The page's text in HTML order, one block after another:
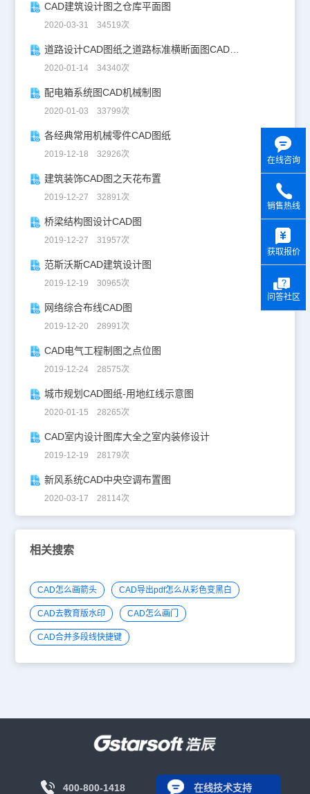
CAD建筑设计图之仓库平面图
2020-03-31 34519次
道路设计CAD图纸之道路标准横断面图CAD图纸
2020-01-14 34340次
配电箱系统图CAD机械制图
2020-01-03 33799次
各经典常用机械零件CAD图纸
2019-12-18 32926次
建筑装饰CAD图之天花布置
2019-12-27 32891次
桥梁结构图设计CAD图
2019-12-27 31957次
范斯沃斯CAD建筑设计图
2019-12-19 30965次
网络综合布线CAD图
2019-12-20 28991次
CAD电气工程制图之点位图
2019-12-24 28575次
城市规划CAD图纸-用地红线示意图
2020-01-15 28265次
CAD室内设计图库大全之室内装修设计
2019-12-19 28179次
新风系统CAD中央空调布置图
2020-03-17 28114次
相关搜索
CAD怎么画箭头 CAD导出pdf怎么从彩色变黑白
CAD去教育版水印 CAD怎么画门
CAD合并多段线快捷键
400-800-1418 在线技术支持
在线咨询
销售热线
获取报价
问答社区